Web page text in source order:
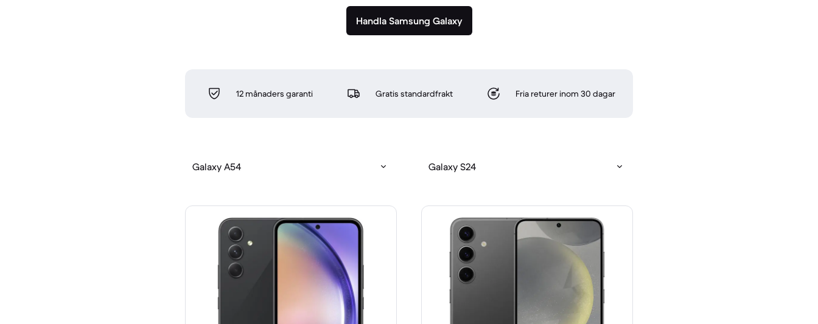
Handla Samsung Galaxy
12 månaders garanti Gratis standardfrakt Fria returer inom 30 dagar
Galaxy A54 Galaxy S24